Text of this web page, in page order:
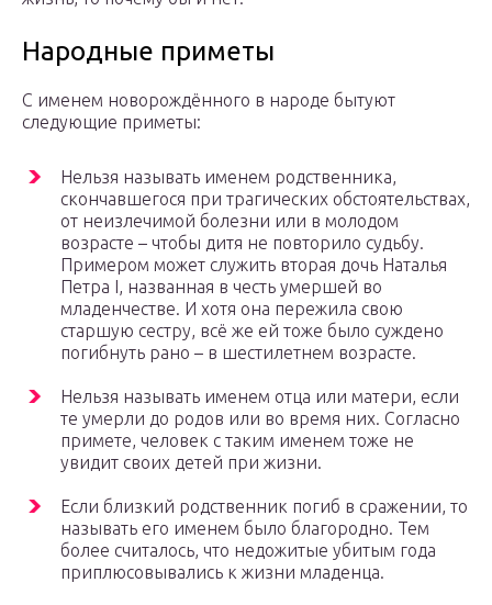
Народные приметы
С именем новорождённого в народе бытуют
следующие приметы:
Нельзя называть именем родственника,
скончавшегося при трагических обстоятельствах,
от неизлечимой болезни или в молодом
возрасте – чтобы дитя не повторило судьбу.
Примером может служить вторая дочь Наталья
Петра I, названная в честь умершей во
младенчестве. И хотя она пережила свою
старшую сестру, всё же ей тоже было суждено
погибнуть рано – в шестилетнем возрасте.
Нельзя называть именем отца или матери, если
те умерли до родов или во время них. Согласно
примете, человек с таким именем тоже не
увидит своих детей при жизни.
Если близкий родственник погиб в сражении, то
называть его именем было благородно. Тем
более считалось, что недожитые убитым года
приплюсовывались к жизни младенца.